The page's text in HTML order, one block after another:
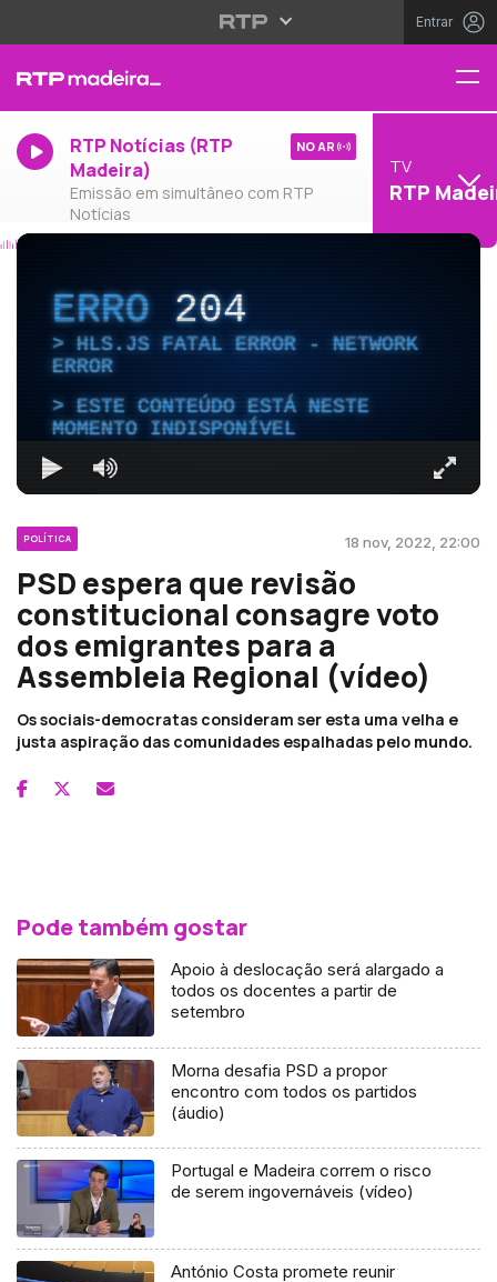
Entrar
RTP Notícias (RTP
Madeira)
Emissão em simultâneo com RTP
Notícias
NO AR
TV
RTP
ERRO204
HLS.JS FATAL ERROR - NETWORK
ERROR
ESTE CONTEÚDO ESTÁ NESTE
MOMENTO INDISPONÍVEL
POLÍTICA 18 nov, 2022, 22:00
PSD espera que revisão
constitucional consagre voto
dos emigrantes para a
Assembleia Regional (vídeo)
Os sociais-democratas consideram ser esta uma velha e
justa aspiração das comunidades espalhadas pelo mundo.
Pode também gostar
Apoio à deslocação será alargado a
todos os docentes a partir de
setembro
Morna desafia PSD a propor
encontro com todos os partidos
(áudio)
Portugal e Madeira correm o risco
de serem ingovernáveis (vídeo)
António Costa promete reunir